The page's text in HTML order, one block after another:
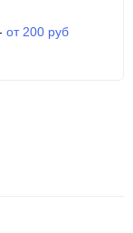
от 200 руб